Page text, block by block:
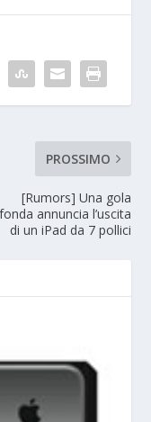
PROSSIMO
[Rumors] Una gola
annuncia l’uscita
di un iPad da 7 pollici